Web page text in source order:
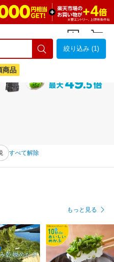
絞り込み (1)
商品
すべて解除
もっと見る